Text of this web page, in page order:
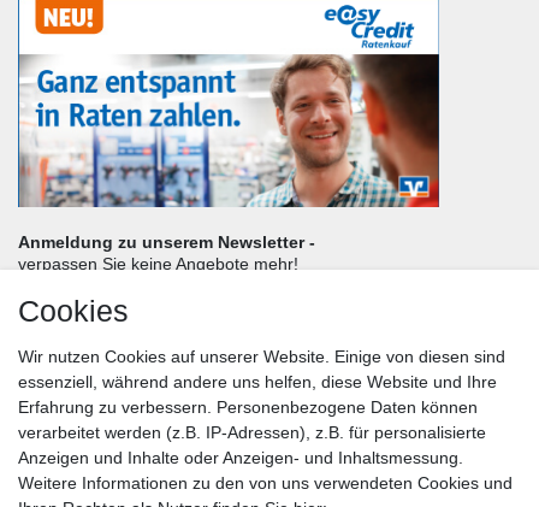
Anmeldung zu unserem Newsletter -
verpassen Sie keine Angebote mehr!
Nachname*
E-Mail*
Cookies
Wir nutzen Cookies auf unserer Website. Einige von diesen sind
essenziell, während andere uns helfen, diese Website und Ihre
Erfahrung zu verbessern. Personenbezogene Daten können
verarbeitet werden (z.B. IP-Adressen), z.B. für personalisierte
Anzeigen und Inhalte oder Anzeigen- und Inhaltsmessung.
Weitere Informationen zu den von uns verwendeten Cookies und